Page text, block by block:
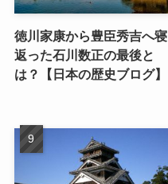
徳川家康から豊臣秀吉へ寝
返った石川数正の最後と
は？【日本の歴史ブログ】